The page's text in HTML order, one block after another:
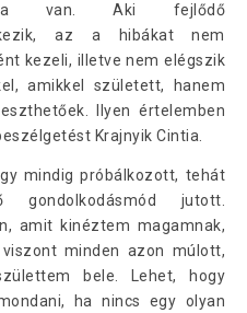
van. Aki fejlődő
az a hibákat nem
kezeli, illetve nem elégszik
amikkel született, hanem
Ilyen értelemben
Krajnyik Cintia.
mindig próbálkozott, tehát
gondolkodásmód jutott.
amit kinéztem magamnak,
minden azon múlott,
bele. Lehet, hogy
ha nincs egy olyan